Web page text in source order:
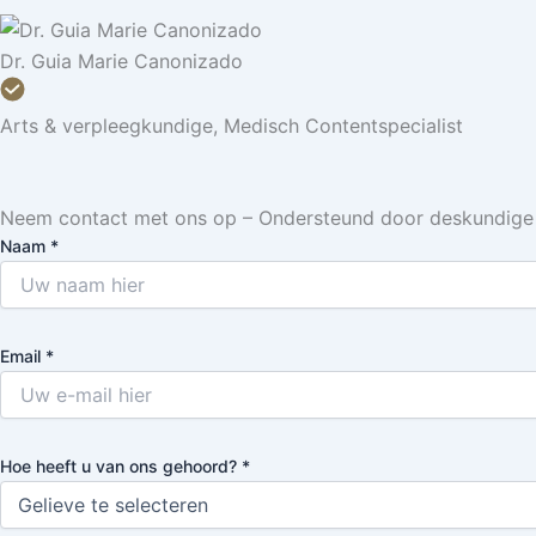
Dr. Guia Marie Canonizado
Arts & verpleegkundige, Medisch Contentspecialist
Neem contact met ons op – Ondersteund door
Naam *
Email *
Hoe heeft u van ons gehoord? *